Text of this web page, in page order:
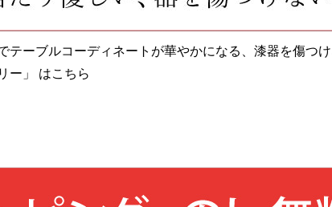
テーブルコーディネートが華やかになる、漆器を傷つ
ー」 はこちら